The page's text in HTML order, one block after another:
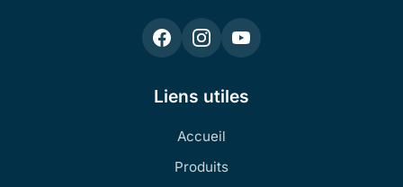
Liens utiles
Accueil
Produits